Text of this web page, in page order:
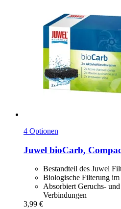
4 Optionen
Juwel bioCarb,
Bestandteil des Juwel
Biologische Filterung im
Absorbiert Geruchs-
Verbindungen
3,99 €